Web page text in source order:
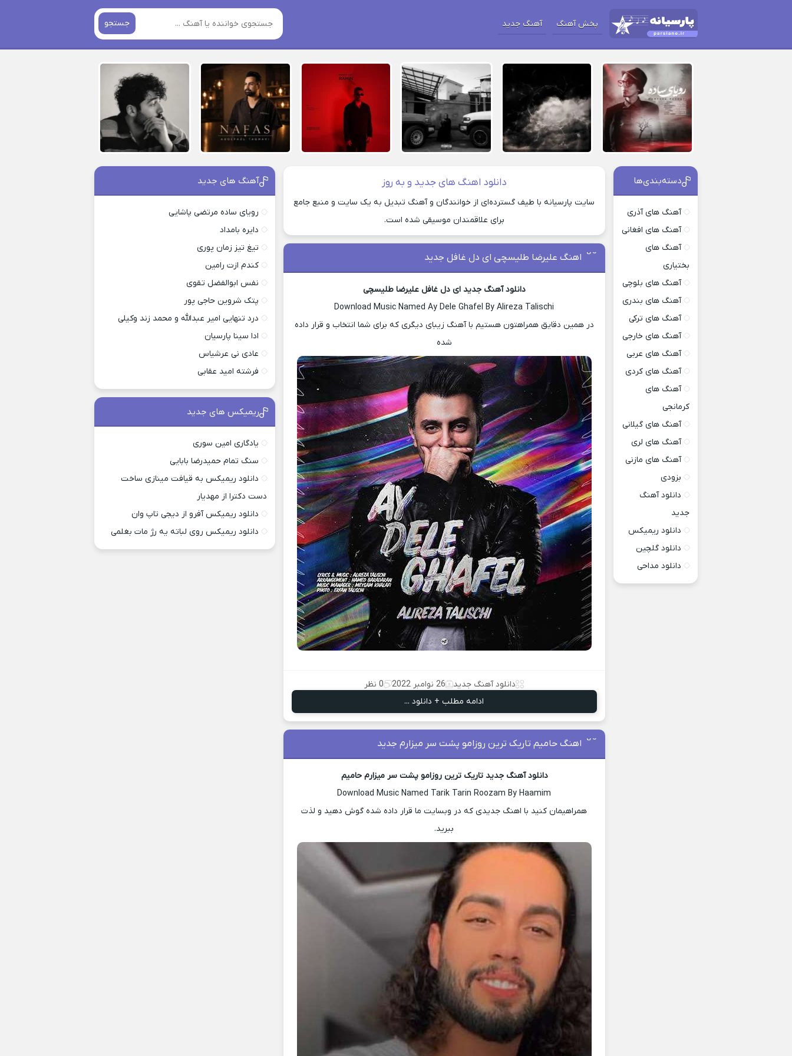
پخش آهنگ آهنگ جدید جستجو
دانلود اهنگ های جدید و به روز
سایت پارسیانه با طیف گسترده‌ای از خوانندگان و آهنگ تبدیل به یک سایت و منبع جامع
برای علاقمندان موسیقی شده است.
اهنگ علیرضا طلیسچی ای دل غافل جدید
دانلود آهنگ جدید ای دل غافل علیرضا طلیسچی
Download Music Named Ay Dele Ghafel By Alireza Talischi
در همین دقایق همراهتون هستیم با آهنگ زیبای دیگری که برای شما انتخاب و قرار داده
شده
دانلود آهنگ جدید 26 نوامبر 2022
0 نظر
ادامه مطلب + دانلود ...
اهنگ حامیم تاریک ترین روزامو پشت سر میزارم جدید
دانلود آهنگ جدید تاریک ترین روزامو پشت سر میزارم حامیم
Download Music Named Tarik Tarin Roozam By Haamim
همراهیمان کنید با اهنگ جدیدی که در وبسایت ما قرار داده شده گوش دهید و لذت
ببرید.
دسته‌بندی‌ها
آهنگ های آذری
آهنگ های افغانی
آهنگ های
بختیاری
آهنگ های بلوچی
آهنگ های بندری
آهنگ های ترکی
آهنگ های خارجی
آهنگ های عربی
آهنگ های کردی
آهنگ های
کرمانجی
آهنگ های گیلانی
آهنگ های لری
آهنگ های مازنی
بزودی
دانلود آهنگ
جدید
دانلود ریمیکس
دانلود گلچین
دانلود مداحی
آهنگ های جدید
رویای ساده مرتضی پاشایی
دایره بامداد
تیغ تیز زمان پوری
کندم ازت رامین
نفس ابوالفضل تقوی
پتک شروین حاجی پور
درد تنهایی امیر عبدالله و محمد زند وکیلی
ادا سینا پارسیان
عادی نی عرشیاس
فرشته امید عقابی
ریمیکس های جدید
یادگاری امین سوری
سنگ تمام حمیدرضا بابایی
دانلود ریمیکس به قیافت مینازی ساخت
دست دکترا از مهدیار
دانلود ریمیکس آفرو از ديجی تاپ وان
دانلود ریمیکس روی لباته یه رژ مات بغلمی